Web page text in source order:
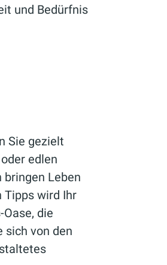
und Bedürfnis
Sie gezielt
edlen
Leben
Tipps wird Ihr
die
sich von den